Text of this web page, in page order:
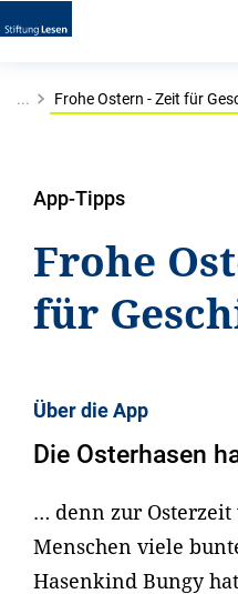
... Frohe Ostern - Zeit für
App-Tipps
Frohe
für
Über die App
Die Osterhasen
… denn zur
Menschen viele
Hasenkind Bungy